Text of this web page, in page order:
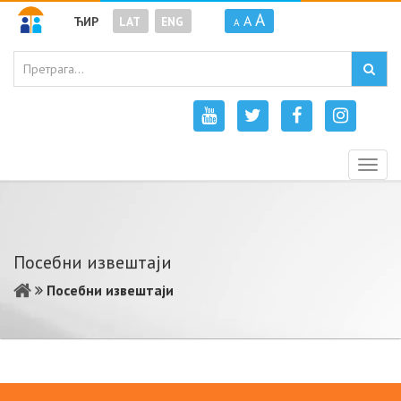
ЋИР LAT ENG A A A
Посебни извештаји
Посебни извештаји